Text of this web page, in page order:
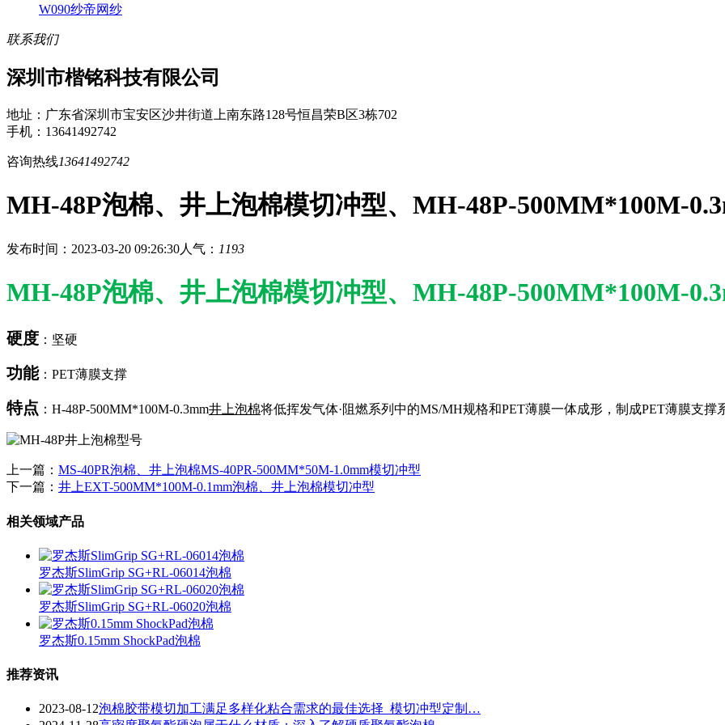
W090纱帝网纱
联系我们
深圳市楷铭科技有限公司
地址：广东省深圳市宝安区沙井街道上南东路128号恒昌荣B区3栋702
手机：13641492742
咨询热线13641492742
MH-48P泡棉、井上泡棉模切冲型、MH-48P-500MM*100M-
发布时间：2023-03-20 09:26:30人气： 1193
MH-48P泡棉、井上泡棉模切冲型、MH-48P-500MM*100M-
硬度 ：坚硬
功能：PET薄膜支撑
特点 ：H-48P-500MM*100M-0.3mm井上泡棉将低挥发气体·阻燃系列中的MS/MH规格和PET薄膜一体成形，制成PET薄膜支撑
上一篇： MS-40PR泡棉、井上泡棉MS-40PR-500MM*50M-1.0mm模切冲型
下一篇： 井上EXT-500MM*100M-0.1mm泡棉、井上泡棉模切冲型
相关领域产品
罗杰斯SlimGrip SG+RL-06014泡棉
罗杰斯SlimGrip SG+RL-06020泡棉
罗杰斯0.15mm ShockPad泡棉
推荐资讯
2023-08-12泡棉胶带模切加工满足多样化粘合需求的最佳选择_模切冲型定制…